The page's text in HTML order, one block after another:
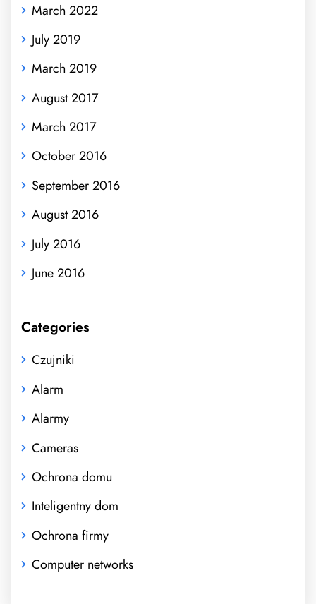
March 2022
July 2019
March 2019
August 2017
March 2017
October 2016
September 2016
August 2016
July 2016
June 2016
Categories
Czujniki
Alarm
Alarmy
Cameras
Ochrona domu
Inteligentny dom
Ochrona firmy
Computer networks